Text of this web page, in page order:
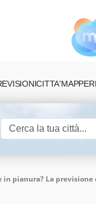
CITTA'MAPPE
in pianura? La